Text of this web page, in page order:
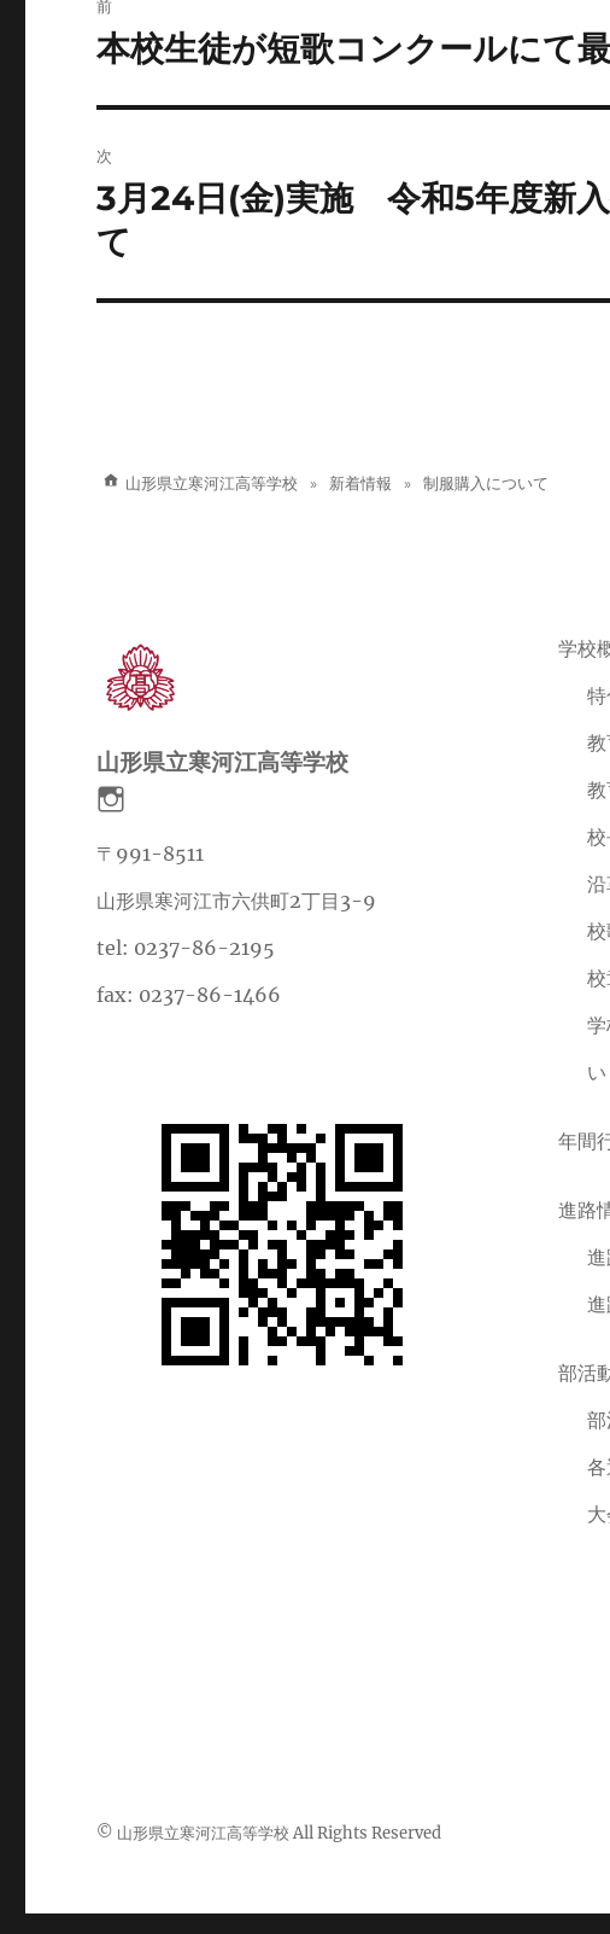
稿
ゲ
ー
前
前
投
稿:
本校生徒が短歌コンクールにて
次
次
の
投
稿:
3月24日(金)実施 令和5年度新
て
山形県立寒河江高等学校 新着情報 制服購入について
山形県立寒河江高等学校
〒991-8511
山形県寒河江市六供町2丁目3-9
tel: 0237-86-2195
fax: 0237-86-1466
学校
校
年間
進路
部活
© 山形県立寒河江高等学校 All Rights Reserved